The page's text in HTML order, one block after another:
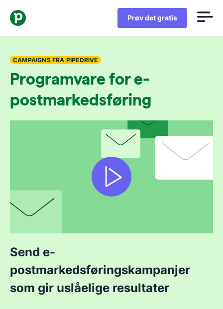
Prøv det gratis
CAMPAIGNS FRA PIPEDRIVE
Programvare for e-
postmarkedsføring
Send e-
postmarkedsføringskampanjer
som gir uslåelige resultater